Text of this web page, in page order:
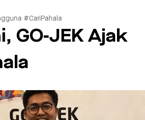
#CariPahala
GO-JEK Ajak